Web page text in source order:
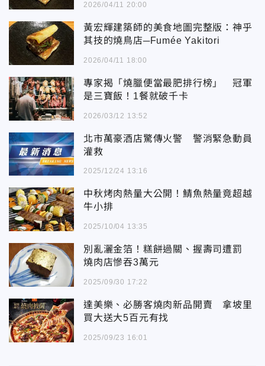
2026/04/11 20:00
黃宏輝建築師的美食地圖完整版：神乎
其技的燒鳥店─Fumée Yakitori
2026/04/11 18:00
專家揭「燒臘便當最肥排行榜」 冠軍
是三寶飯！1餐就破千卡
2026/03/12 13:52
北市萬豪酒店驚傳火警 警消緊急動員
灌救
2025/12/24 13:16
中秋烤肉熱量大公開！鯖魚熱量竟超越
牛小排
2025/10/04 13:35
別亂灑金箔！糕餅過關、握壽司遭罰
燒肉店慘吞3萬元
2025/09/30 17:22
達美樂、必勝客燒肉新品開賣 拿坡里
買大送大5百元有找
2025/09/23 16:01